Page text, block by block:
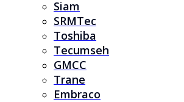
Siam
SRMTec
Toshiba
Tecumseh
GMCC
Trane
Embraco